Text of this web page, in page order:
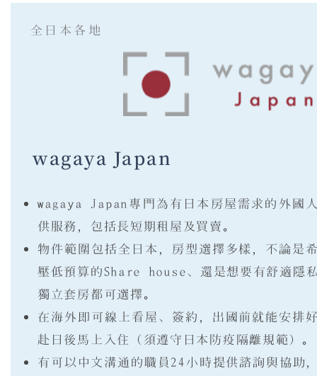
全日本各地
wagaya Japan
wagaya Japan專門為有日本房屋需求的外國
供服務，包括長短期租屋及買賣。
物件範圍包括全日本，房型選擇多樣，不論是
壓低預算的Share house、還是想要有舒適隱
獨立套房都可選擇。
在海外即可線上看屋、簽約，出國前就能安排
赴日後馬上入住（須遵守日本防疫隔離規範）。
有可以中文溝通的職員24小時提供諮詢與協助